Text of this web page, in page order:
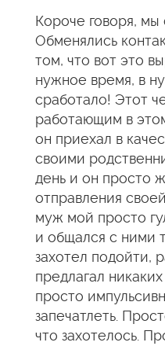
Короче говоря, мы
Обменялись
том, что вот это
нужное время, в
сработало! Этот
работающим в
он приехал в
своими
день и он просто
отправления
муж мой просто
и общался с ними
захотел подойти,
предлагал
просто
запечатлеть.
что захотелось.